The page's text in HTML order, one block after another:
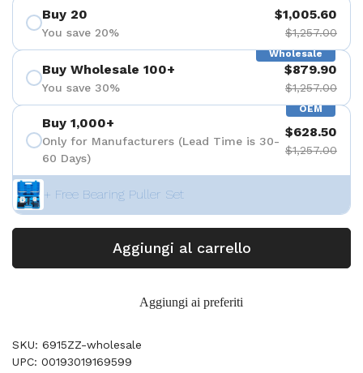
Buy 20
You save 20%
$1,005.60
$1,257.00
Wholesale
Buy Wholesale 100+
You save 30%
$879.90
$1,257.00
OEM
Buy 1,000+
Only for Manufacturers (Lead Time is 30-
60 Days)
$628.50
$1,257.00
+ Free Bearing Puller Set
Aggiungi al carrello
Aggiungi ai preferiti
SKU: 6915ZZ-wholesale
UPC: 00193019169599